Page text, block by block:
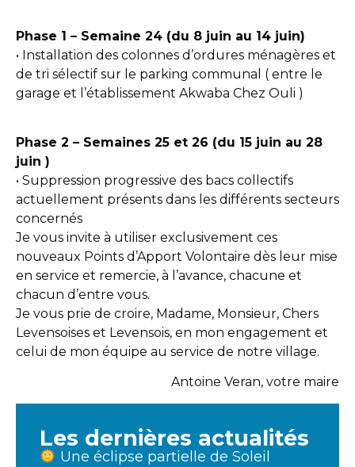
Phase 1 – Semaine 24 (du 8 juin au 14 juin)
• Installation des colonnes d’ordures ménagères et
de tri sélectif sur le parking communal ( entre le
garage et l’établissement Akwaba Chez Ouli )
Phase 2 – Semaines 25 et 26 (du 15 juin au 28
juin )
• Suppression progressive des bacs collectifs
actuellement présents dans les différents secteurs
concernés
Je vous invite à utiliser exclusivement ces
nouveaux Points d’Apport Volontaire dès leur mise
en service et remercie, à l’avance, chacune et
chacun d’entre vous.
Je vous prie de croire, Madame, Monsieur, Chers
Levensoises et Levensois, en mon engagement et
celui de mon équipe au service de notre village.
Antoine Veran, votre maire
Les dernières actualités
Une éclipse partielle de Soleil